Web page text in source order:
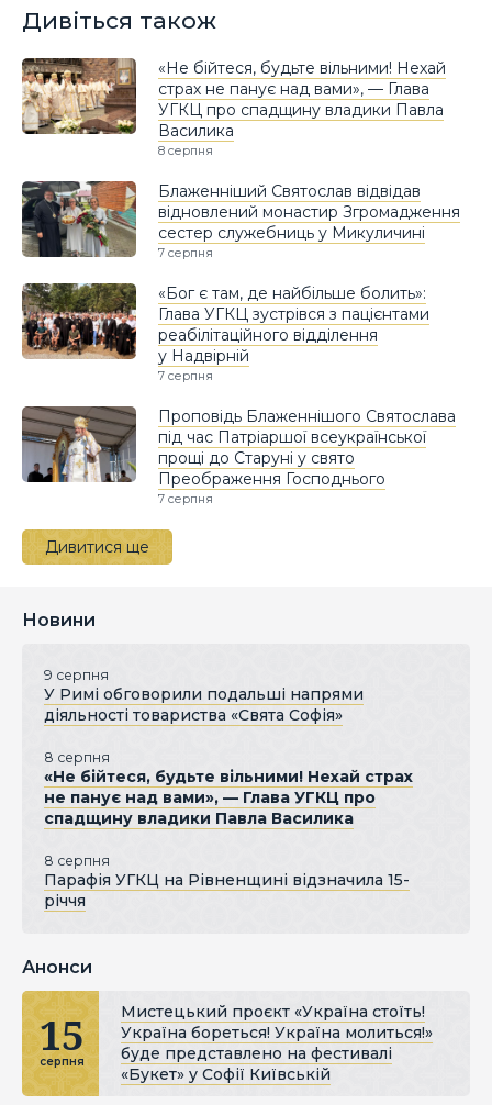
Дивіться також
«Не бійтеся, будьте вільними! Нехай
страх не панує над вами», — Глава
УГКЦ про спадщину владики Павла
Василика
8 серпня
Блаженніший Святослав відвідав
відновлений монастир Згромадження
сестер служебниць у Микуличині
7 серпня
«Бог є там, де найбільше болить»:
Глава УГКЦ зустрівся з пацієнтами
реабілітаційного відділення
у Надвірній
7 серпня
Проповідь Блаженнішого Святослава
під час Патріаршої всеукраїнської
прощі до Старуні у свято
Преображення Господнього
7 серпня
Дивитися ще
Новини
9 серпня
У Римі обговорили подальші напрями
діяльності товариства «Свята Софія»
8 серпня
«Не бійтеся, будьте вільними! Нехай страх
не панує над вами», — Глава УГКЦ про
спадщину владики Павла Василика
8 серпня
Парафія УГКЦ на Рівненщині відзначила 15-
річчя
Анонси
15
серпня
Мистецький проєкт «Україна стоїть!
Україна бореться! Україна молиться!»
буде представлено на фестивалі
«Букет» у Софії Київській